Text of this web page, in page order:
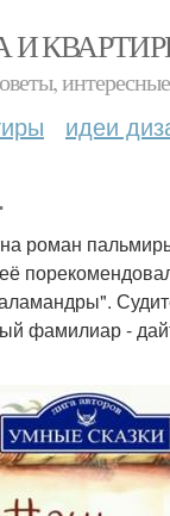
И
идеи
роман
фамилиар -